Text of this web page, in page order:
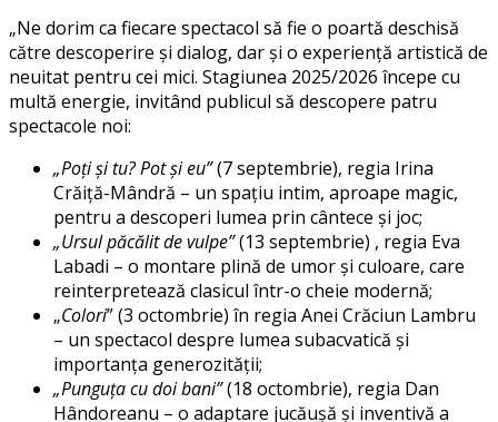
„Ne dorim ca fiecare spectacol să fie o poartă deschisă
către descoperire și dialog, dar și o experiență artistică de
neuitat pentru cei mici. Stagiunea 2025/2026 începe cu
multă energie, invitând publicul să descopere patru
spectacole noi:
„Poți și tu? Pot și eu”(7 septembrie), regia Irina
Crăiță-Mândră – un spațiu intim, aproape magic,
pentru a descoperi lumea prin cântece și joc;
„Ursul păcălit de vulpe”(13 septembrie) , regia Eva
Labadi – o montare plină de umor și culoare, care
reinterpretează clasicul într-o cheie modernă;
„Colori” (3 octombrie) în regia Anei Crăciun Lambru
– un spectacol despre lumea subacvatică și
importanța generozității;
„Punguța cu doi bani”(18 octombrie), regia Dan
Hândoreanu – o adaptare jucăușă și inventivă a